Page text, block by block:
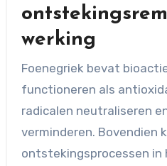
werking
Foenegriek bevat
functioneren als
radicalen neutraliseren
verminderen. Bovendien
ontstekingsprocessen in